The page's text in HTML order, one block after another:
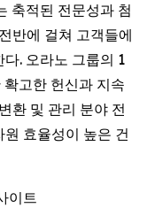
축적된 전문성과 첨
반에 걸쳐 고객들에
. 오라노 그룹의 1
고한 헌신과 지속
환 및 관리 분야 전
효율성이 높은 건
이트